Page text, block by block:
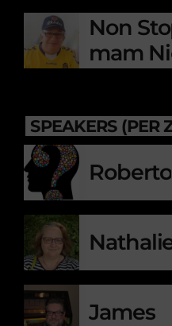
Non
mam
SPEAKERS (PER
Roberto
James